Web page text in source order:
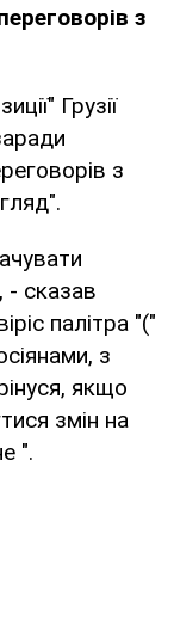
з
Грузії
з
- сказав
палітра "("
з
якщо
змін на
".